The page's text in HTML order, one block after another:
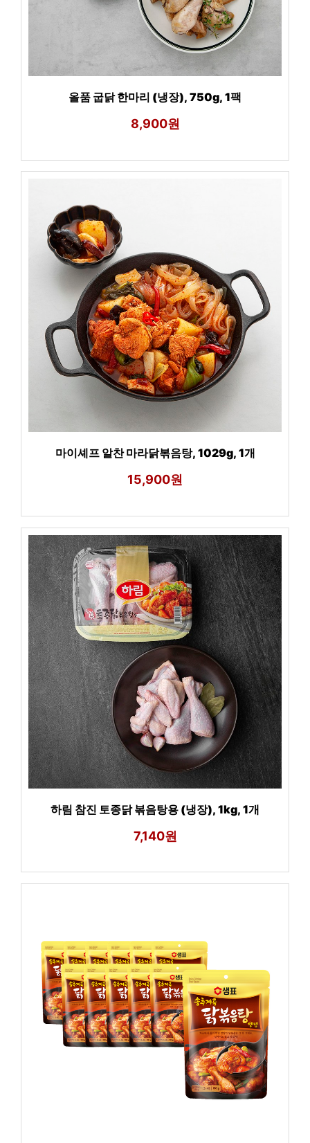
올품 굽닭 한마리 (냉장), 750g, 1팩
8,900원
마이셰프 알찬 마라닭볶음탕, 1029g, 1개
15,900원
하림 참진 토종닭 볶음탕용 (냉장), 1kg, 1개
7,140원